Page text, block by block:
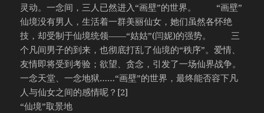
灵动。一念间，三人已然进入“画壁”的世界。 “画壁”
仙境没有男人，生活着一群美丽仙女，她们虽然各怀绝
技，却受制于仙境统领——“姑姑”(闫妮)的强势。 三
个凡间男子的到来，也彻底打乱了仙境的“秩序”。爱情、
友情即将受到考验；欲望、贪念，引发了一场仙界战争。
一念天堂、一念地狱……“画壁”的世界，最终能否容下凡
人与仙女之间的感情呢？[2]
“仙境”取景地